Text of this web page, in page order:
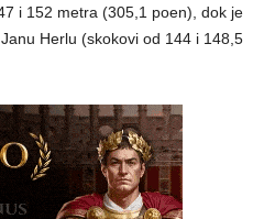
i 152 metra (305,1 poen), dok je
Herlu (skokovi od 144 i 148,5